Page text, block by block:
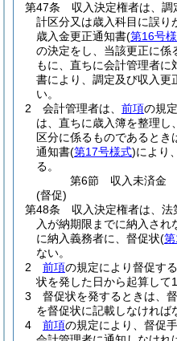
第47条
収入決定権者は、
計区分又は歳入科目に誤り
歳入金更正通知書(第16号
の決定をし、当該更正に係
もに、直ちに会計管理者に
書により、調定及び収入更
い。
2
会計管理者は、 前項の規
は、直ちに歳入簿を整理し
区分に係るものであるとき
通知書(第17号様式)により
る。
第6節
収入未済金
(督促)
第48条
収入決定権者は、
入が納期限までに納入さ
に納入義務者に、督促状(
ない。
2
前項の規定により督促す
状を発した日から起算して
3
督促状を発するときは、
を督促状に記載しなければ
4
前項の規定により、督促